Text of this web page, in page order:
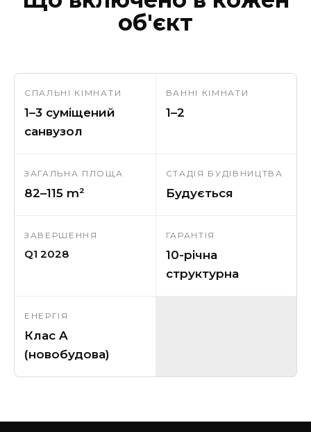
об'єкт
СПАЛЬНІ КІМНАТИ
1–3 суміщений
санвузол
ВАННІ КІМНАТИ
1–2
ЗАГАЛЬНА ПЛОЩА
82–115 m²
СТАДІЯ БУДІВНИЦТВА
Будується
ЗАВЕРШЕННЯ
Q1 2028
ГАРАНТІЯ
10-річна
структурна
ЕНЕРГІЯ
Клас A
(новобудова)